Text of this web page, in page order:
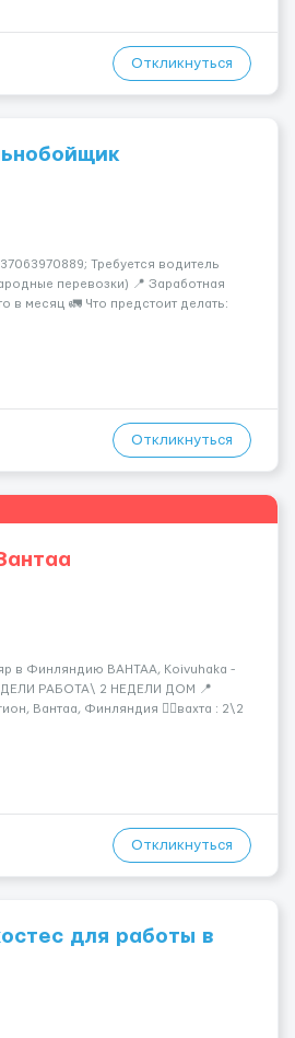
Откликнуться
Требуется водитель
перевозки) 📍 Заработная
в месяц 🚛 Что предстоит делать:
Погр...
Откликнуться
в Финляндию ВАНТАА, Koivuhaka -
РАБОТА\ 2 НЕДЕЛИ ДОМ 📍
Вантаа, Финляндия 👌🏻вахта : 2\2
БЕСПЛАТНО 📞
Откликнуться
для работы в